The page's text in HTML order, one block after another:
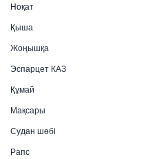
Ноқат
Қыша
Жоңышқа
Эспарцет КАЗ
Құмай
Мақсары
Судан шөбі
Рапс